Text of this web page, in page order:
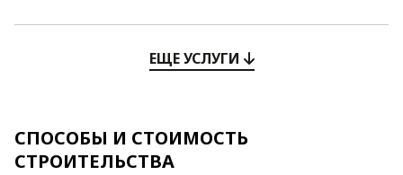
ЕЩЕ УСЛУГИ
СПОСОБЫ И СТОИМОСТЬ
СТРОИТЕЛЬСТВА